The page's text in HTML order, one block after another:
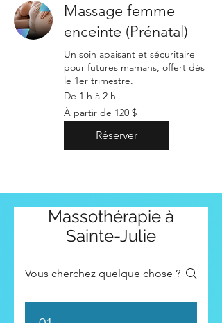
Massage femme
enceinte (Prénatal)
Un soin apaisant et sécuritaire
pour futures mamans, offert dès
le 1er trimestre.
De 1 h à 2 h
À
partir
de
120 dollars
canadiens
À partir de 120 $
Réserver
Massothérapie à
Sainte-Julie